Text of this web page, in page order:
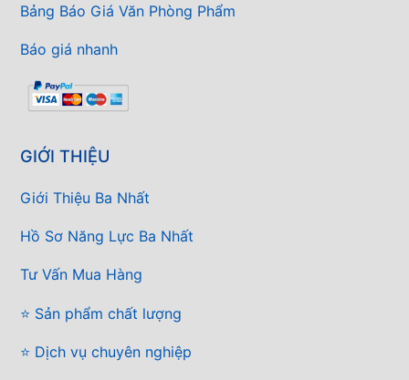
Bảng Báo Giá Văn Phòng Phẩm
Báo giá nhanh
GIỚI THIỆU
Giới Thiệu Ba Nhất
Hồ Sơ Năng Lực Ba Nhất
Tư Vấn Mua Hàng
⭐ Sản phẩm chất lượng
⭐ Dịch vụ chuyên nghiệp